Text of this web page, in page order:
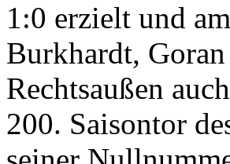
1:0 erzielt und
Burkhardt,
Rechtsaußen
200. Saisontor